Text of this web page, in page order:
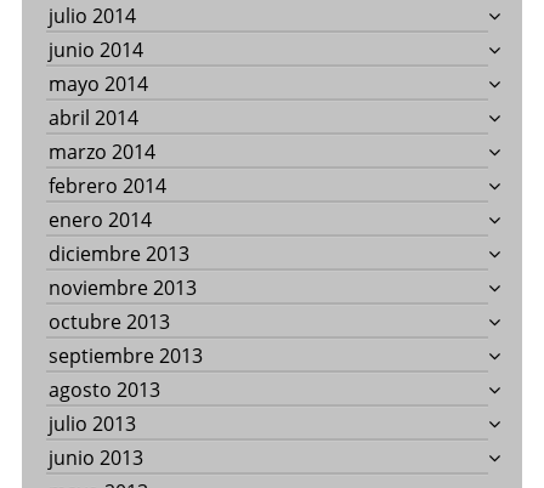
julio 2014
junio 2014
mayo 2014
abril 2014
marzo 2014
febrero 2014
enero 2014
diciembre 2013
noviembre 2013
octubre 2013
septiembre 2013
agosto 2013
julio 2013
junio 2013